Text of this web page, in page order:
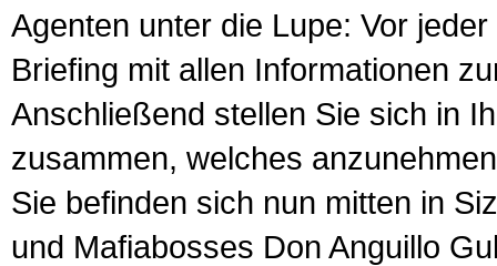
Agenten unter die Lupe: Vor
Briefing mit allen Informationen
Anschließend stellen Sie sich in
zusammen, welches
Sie befinden sich nun mitten in
und Mafiabosses Don Anguillo